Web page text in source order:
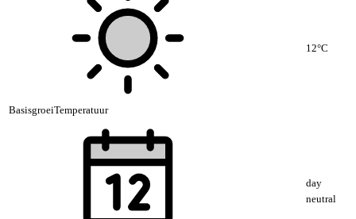
BasisgroeiTemperatuur
12°C
day
neutral